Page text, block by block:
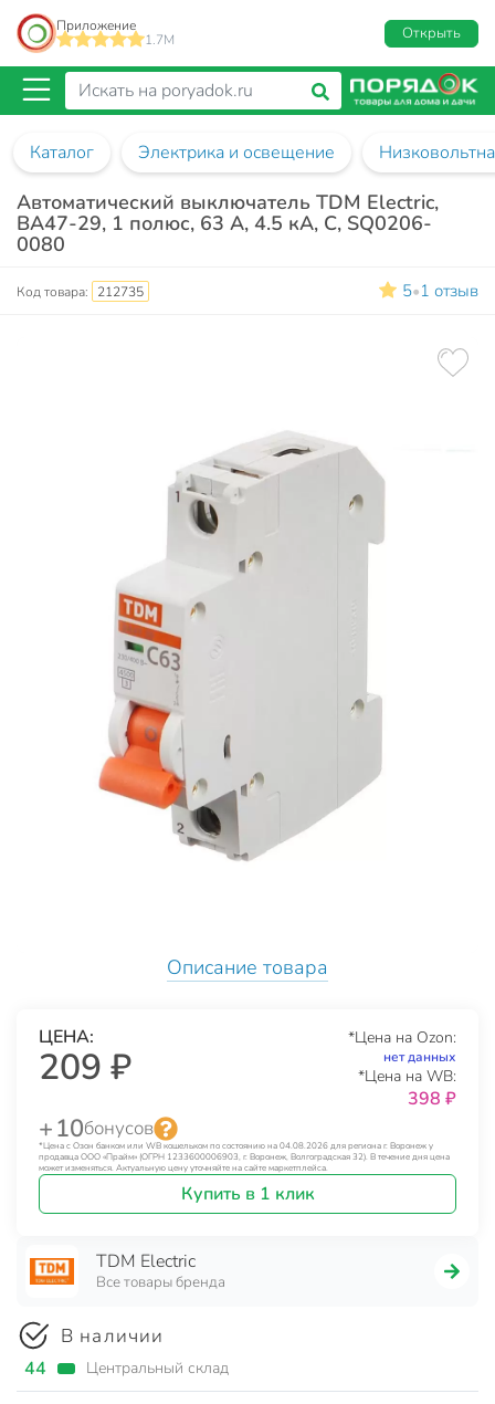
Приложение
1.7M
Открыть
Каталог Электрика и освещение
Автоматический выключатель TDM Electric,
ВА47-29, 1 полюс, 63 А, 4.5 кА, С, SQ0206-
0080
Код товара: 212735 5•1 отзыв
Описание товара
ЦЕНА:
209 ₽
*Цена на Ozon:
нет данных
*Цена на WB:
398 ₽
+ 10бонусов
*Цена с Озон банком или WB кошельком по состоянию на 04.08.2026 для региона г. Воронеж у
продавца ООО «Прайм» (ОГРН 1233600006903, г. Воронеж, Волгоградская 32). В течение дня цена
может изменяться. Актуальную цену уточняйте на сайте маркетплейса.
Купить в 1 клик
TDM Electric
Все товары бренда
В наличии
44 Центральный склад